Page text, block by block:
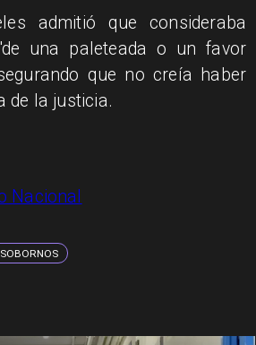
admitió que consideraba
una paleteada o un favor
que no creía haber
de la justicia.
Nacional
SOBORNOS